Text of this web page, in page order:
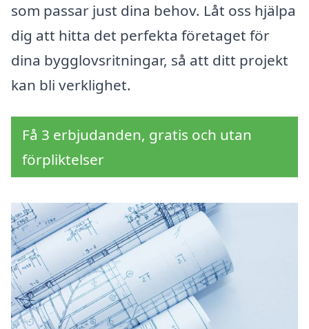
som passar just dina behov. Låt oss hjälpa
dig att hitta det perfekta företaget för
dina bygglovsritningar, så att ditt projekt
kan bli verklighet.
Få 3 erbjudanden, gratis och utan
förpliktelser